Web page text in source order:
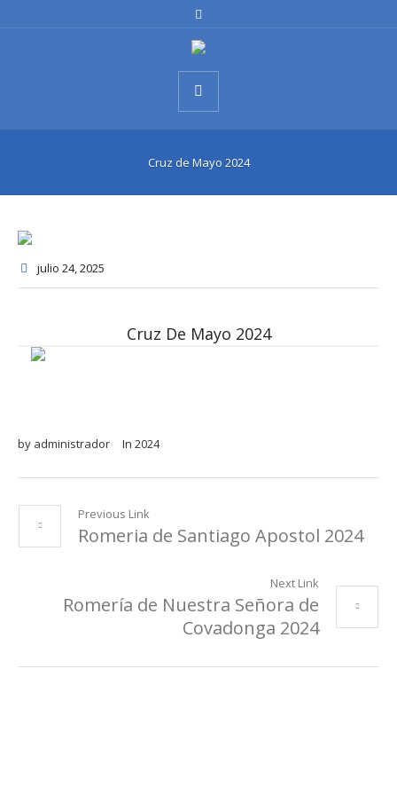
Cruz de Mayo 2024
julio 24, 2025
Cruz De Mayo 2024
by administrador In 2024
Previous Link
Romeria de Santiago Apostol 2024
Next Link
Romería de Nuestra Señora de
Covadonga 2024